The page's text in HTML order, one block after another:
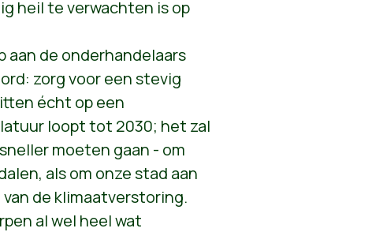
heil te verwachten is op
aan de onderhandelaars
zorg voor een stevig
écht op een
loopt tot 2030; het zal
moeten gaan - om
als om onze stad aan
de klimaatverstoring.
al wel heel wat